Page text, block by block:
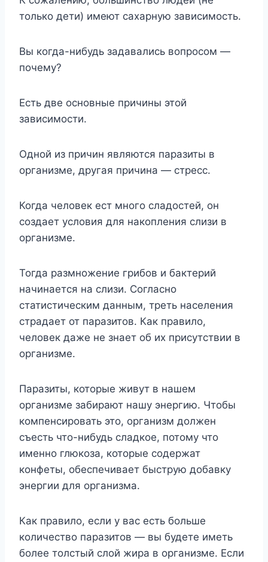
только дети) имеют сахарную зависимость.
Вы когда-нибудь задавались вопросом —
почему?
Есть две основные причины этой
зависимости.
Одной из причин являются паразиты в
организме, другая причина — стресс.
Когда человек ест много сладостей, он
создает условия для накопления слизи в
организме.
Тогда размножение грибов и бактерий
начинается на слизи. Согласно
статистическим данным, треть населения
страдает от паразитов. Как правило,
человек даже не знает об их присутствии в
организме.
Паразиты, которые живут в нашем
организме забирают нашу энергию. Чтобы
компенсировать это, организм должен
съесть что-нибудь сладкое, потому что
именно глюкоза, которые содержат
конфеты, обеспечивает быструю добавку
энергии для организма.
Как правило, если у вас есть больше
количество паразитов — вы будете иметь
более толстый слой жира в организме. Если